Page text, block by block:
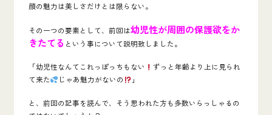
顔の魅力は美しさだけとは限らない。
その一つの要素として、前回は幼児性が周囲の保護欲をか
きたてる という事について説明致しました。
「幼児性なんてこれっぽっちもない
ずっと年齢より上に見られ
て来た
じゃあ魅力がないの 」
と、前回の記事を読んで、そう思われた方も多数いらっしゃるの